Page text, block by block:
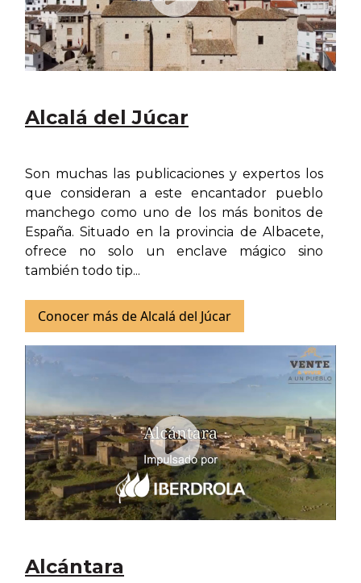
Alcalá del Júcar
Son muchas las publicaciones y expertos los
que consideran a este encantador pueblo
manchego como uno de los más bonitos de
España. Situado en la provincia de Albacete,
ofrece no solo un enclave mágico sino
también todo tip...
Conocer más de Alcalá del Júcar
Alcántara